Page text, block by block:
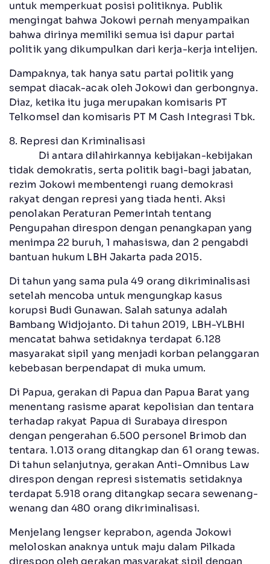
untuk memperkuat posisi politiknya. Publik
mengingat bahwa Jokowi pernah menyampaikan
bahwa dirinya memiliki semua isi dapur partai
politik yang dikumpulkan dari kerja-kerja intelijen.
Dampaknya, tak hanya satu partai politik yang
sempat diacak-acak oleh Jokowi dan gerbongnya.
Diaz, ketika itu juga merupakan komisaris PT
Telkomsel dan komisaris PT M Cash Integrasi Tbk.
8. Represi dan Kriminalisasi
Di antara dilahirkannya kebijakan-kebijakan
tidak demokratis, serta politik bagi-bagi jabatan,
rezim Jokowi membentengi ruang demokrasi
rakyat dengan represi yang tiada henti. Aksi
penolakan Peraturan Pemerintah tentang
Pengupahan direspon dengan penangkapan yang
menimpa 22 buruh, 1 mahasiswa, dan 2 pengabdi
bantuan hukum LBH Jakarta pada 2015.
Di tahun yang sama pula 49 orang dikriminalisasi
setelah mencoba untuk mengungkap kasus
korupsi Budi Gunawan. Salah satunya adalah
Bambang Widjojanto. Di tahun 2019, LBH-YLBHI
mencatat bahwa setidaknya terdapat 6.128
masyarakat sipil yang menjadi korban pelanggaran
kebebasan berpendapat di muka umum.
Di Papua, gerakan di Papua dan Papua Barat yang
menentang rasisme aparat kepolisian dan tentara
terhadap rakyat Papua di Surabaya direspon
dengan pengerahan 6.500 personel Brimob dan
tentara. 1.013 orang ditangkap dan 61 orang tewas.
Di tahun selanjutnya, gerakan Anti-Omnibus Law
direspon dengan represi sistematis setidaknya
terdapat 5.918 orang ditangkap secara sewenang-
wenang dan 480 orang dikriminalisasi.
Menjelang lengser keprabon, agenda Jokowi
meloloskan anaknya untuk maju dalam Pilkada
direspon oleh gerakan masyarakat sipil dengan